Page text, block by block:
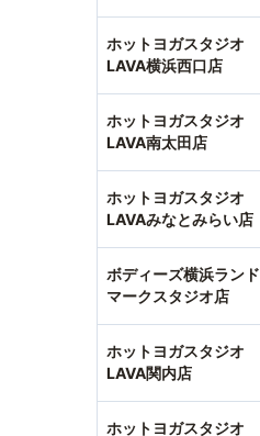
ホットヨガスタジオ
LAVA横浜西口店
ホットヨガスタジオ
LAVA南太田店
ホットヨガスタジオ
LAVAみなとみらい店
ボディーズ横浜ランド
マークスタジオ店
ホットヨガスタジオ
LAVA関内店
ホットヨガスタジオ